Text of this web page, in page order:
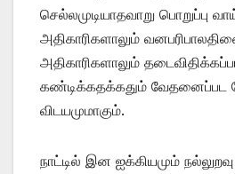
செல்லமுடியாதவாறு பொறுப்பு
அதிகாரிகளாலும்
அதிகாரிகளாலும்
கண்டிக்கதக்கதும் வேதனைப்பட
விடயமுமாகும்.
நாட்டில் இன ஐக்கியமும் நல்லுறவு